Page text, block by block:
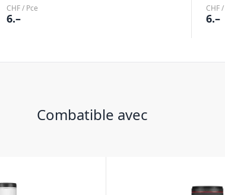
CHF / Pce
6.–
CHF
6.–
Combatible avec